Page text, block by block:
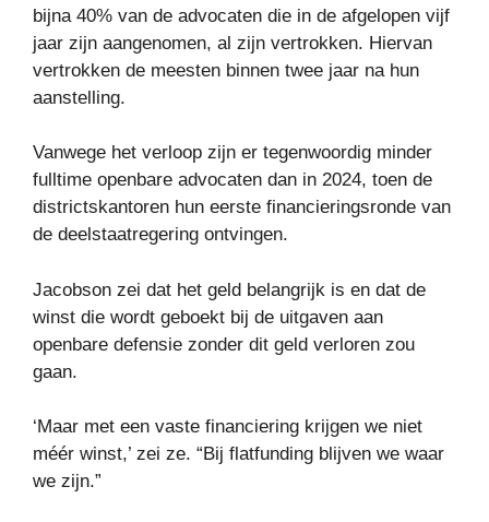
bijna 40% van de advocaten die in de afgelopen vijf
jaar zijn aangenomen, al zijn vertrokken. Hiervan
vertrokken de meesten binnen twee jaar na hun
aanstelling.
Vanwege het verloop zijn er tegenwoordig minder
fulltime openbare advocaten dan in 2024, toen de
districtskantoren hun eerste financieringsronde van
de deelstaatregering ontvingen.
Jacobson zei dat het geld belangrijk is en dat de
winst die wordt geboekt bij de uitgaven aan
openbare defensie zonder dit geld verloren zou
gaan.
‘Maar met een vaste financiering krijgen we niet
méér winst,’ zei ze. “Bij flatfunding blijven we waar
we zijn.”